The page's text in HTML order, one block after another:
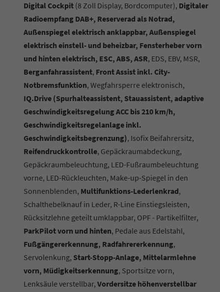
Digital Cockpit (8 Zoll Display, Bordcomputer), Digitaler
Radioempfang DAB+, Reserverad als Notrad,
Außenspiegel elektrisch anklappbar, Außenspiegel
elektrisch einstell- und beheizbar, Fensterheber vorn
und hinten elektrisch, ESC, ABS, ASR, EDS, EBV, MSR,
Berganfahrassistent, Front Assist inkl. City-
Notbremsfunktion, Wegfahrsperre elektronisch,
IQ.Drive (Spurhalteassistent, Stauassistent, adaptive
Geschwindigkeitsregelung ACC bis 210 km/h,
Geschwindigkeitsregelanlage inkl.
Geschwindigkeitsbegrenzung), Isofix Beifahrersitz,
Reifendruckkontrolle, Gepäckraumabdeckung,
Gepäckraumbeleuchtung, LED-Fußraumbeleuchtung
vorne, LED-Rückleuchten, Make-up-Spiegel in den
Sonnenblenden, Multifunktions-Lederlenkrad,
Schalthebelknauf in Leder, R-Line Einstiegsleisten,
Rücksitzlehne geteilt umklappbar, OPF - Partikelfilter,
ParkPilot vorn und hinten, Pedale aus Edelstahl,
Fußgängererkennung, Radfahrererkennung,
Servolenkung, Start-Stopp-Anlage, Mittelarmlehne
vorn, Müdigkeitserkennung, Sportsitze vorn,
Lenksäule verstellbar, Vordersitze höhenverstellbar